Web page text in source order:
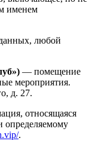
именем
любой
— помещение
мероприятия.
д. 27.
относящаяся
определяемому
.